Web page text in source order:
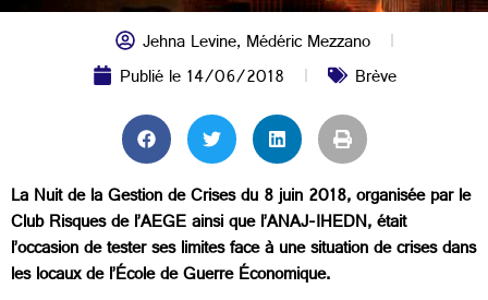
Jehna Levine,Médéric Mezzano
Publié le14/06/2018 Brève
La Nuit de la Gestion de Crises du 8 juin 2018, organisée par le
Club Risques de l’AEGE ainsi que l’ANAJ-IHEDN, était
l’occasion de tester ses limites face à une situation de crises dans
les locaux de l’École de Guerre Économique.